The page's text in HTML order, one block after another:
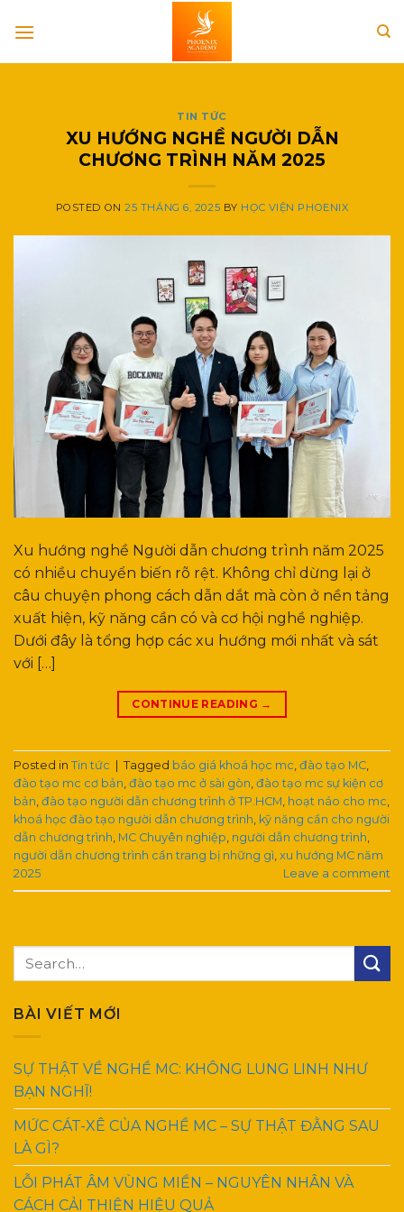
TIN TỨC
XU HƯỚNG NGHỀ NGƯỜI DẪN
CHƯƠNG TRÌNH NĂM 2025
POSTED ON25 THÁNG 6, 2025 BY HỌC VIỆN PHOENIX
Xu hướng nghề Người dẫn chương trình năm 2025
có nhiều chuyển biến rõ rệt. Không chỉ dừng lại ở
câu chuyện phong cách dẫn dắt mà còn ở nền tảng
xuất hiện, kỹ năng cần có và cơ hội nghề nghiệp.
Dưới đây là tổng hợp các xu hướng mới nhất và sát
với […]
CONTINUE READING →
Posted in Tin tức Tagged báo giá khoá học mc, đào tạo MC,
đào tạo mc cơ bản, đào tạo mc ở sài gòn, đào tạo mc sự kiện cơ
bản, đào tạo người dẫn chương trình ở TP.HCM, hoạt náo cho mc,
khoá học đào tạo người dẫn chương trình, kỹ năng cần cho người
dẫn chương trình, MC Chuyên nghiệp, người dẫn chương trình,
người dẫn chương trình cần trang bị những gì, xu hướng MC năm
2025
Leave a comment
BÀI VIẾT MỚI
SỰ THẬT VỀ NGHỀ MC: KHÔNG LUNG LINH NHƯ
BẠN NGHĨ!
MỨC CÁT-XÊ CỦA NGHỀ MC – SỰ THẬT ĐẰNG SAU
LÀ GÌ?
LỖI PHÁT ÂM VÙNG MIỀN – NGUYÊN NHÂN VÀ
CÁCH CẢI THIỆN HIỆU QUẢ